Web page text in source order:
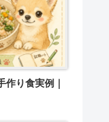
作り食実例｜